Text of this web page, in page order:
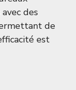
des
de
est